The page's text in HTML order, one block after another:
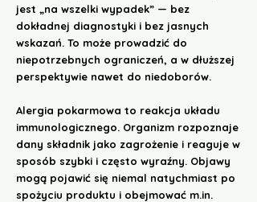
jest „na wszelki wypadek” — bez
dokładnej diagnostyki i bez jasnych
wskazań. To może prowadzić do
niepotrzebnych ograniczeń, a w dłuższej
perspektywie nawet do niedoborów.
Alergia pokarmowa to reakcja układu
immunologicznego. Organizm rozpoznaje
dany składnik jako zagrożenie i reaguje w
sposób szybki i często wyraźny. Objawy
mogą pojawić się niemal natychmiast po
spożyciu produktu i obejmować m.in.